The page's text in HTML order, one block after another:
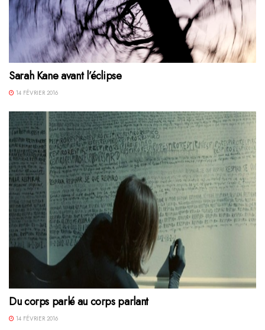
Sarah Kane avant l’éclipse
14 FÉVRIER 2016
Du corps parlé au corps parlant
14 FÉVRIER 2016